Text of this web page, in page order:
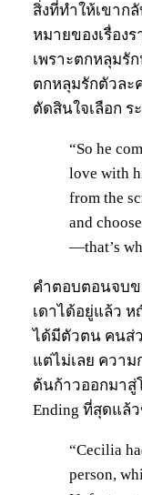
สิ่งที่ทำให้เขาก
หมายของเรื่อง
เพราะตกหลุมรั
ตกหลุมรักตัวละ
ตัดสินใจเลือก ร
“So he
love with
from the
and
—that’s
คำตอบตอนจบข
เดาได้อยู่แล้ว ห
ได้มีตัวตน คนส่ว
แต่ไม่เลย ความ
ต้นก้าวออกมาสู่
Ending ที่สุดแล้
“Cecilia
person,